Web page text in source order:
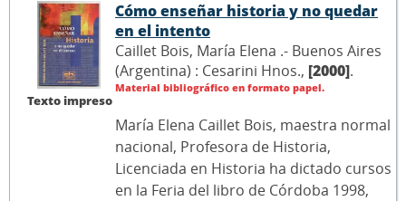
Texto impreso
Cómo enseñar historia y no quedar
en el intento
Caillet Bois, María Elena .- Buenos Aires
(Argentina) : Cesarini Hnos., [2000].
Material bibliográfico en formato papel.
María Elena Caillet Bois, maestra normal
nacional, Profesora de Historia,
Licenciada en Historia ha dictado cursos
en la Feria del libro de Córdoba 1998,